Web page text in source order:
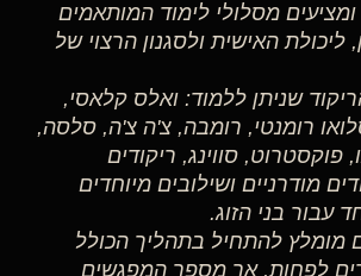
מסלולי לימוד המותאמים
ליכולת האישית ולסגנון הרצוי של
שניתן ללמוד: ואלס קלאסי,
רומנטי, רומבה, צ'ה צ'ה, סלסה,
פוקסטרוט, סווינג, ריקודים
מודרניים ושילובים מיוחדים
עבור בני הזוג.
מומלץ להתחיל בתהליך הכולל
לפחות, אך מספר המפגשים